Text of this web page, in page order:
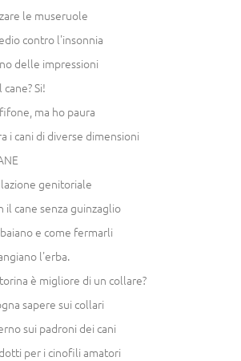
le museruole
contro l'insonnia
delle impressioni
Si!
ma ho paura
i cani di diverse dimensioni
genitoriale
il cane senza guinzaglio
e come fermarli
l'erba.
è migliore di un collare?
sapere sui collari
sui padroni dei cani
per i cinofili amatori